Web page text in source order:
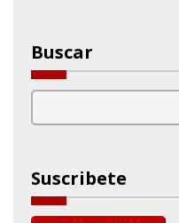
Buscar
Suscribete